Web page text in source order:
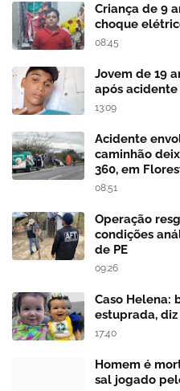
Criança de 9
choque
08:45
Jovem de 19
após acidente
13:09
Acidente
caminhão
360, em
08:51
Operação
condições
de PE
09:26
Caso Helena:
estuprada,
17:40
Homem é
sal jogado